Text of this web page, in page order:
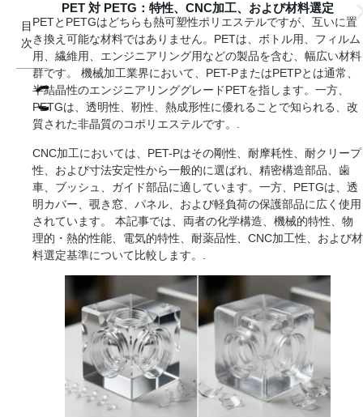
目
次
PET 対 PETG：特性、CNC加工、および材料選定
PETとPETGはどちらも熱可塑性ポリエステルですが、互いに置
き換え可能な材料ではありません。PETは、ボトル用、フィルム
用、繊維用、エンジニアリング用などの製品を含む、幅広い材料
群です。 機械加工業界において、PET-PまたはPETPとは通常、
半結晶性のエンジニアリンググレードPETを指します。一方、
PETGは、透明性、靭性、熱成形性に優れることで知られる、改
質された非晶質のコポリエステルです。.
CNC加工においては、PET-Pはその剛性、耐摩耗性、耐クリープ
性、および寸法安定性から一般的に選ばれ、精密構造部品、歯
車、ブッシュ、ガイド部品に適しています。一方、PETGは、透
明カバー、覗き窓、パネル、および軽負荷の保護部品に広く使用
されています。 本記事では、両者の化学構造、機械的特性、物
理的・熱的性能、電気的特性、耐薬品性、CNC加工性、および材
料選定基準について比較します。.